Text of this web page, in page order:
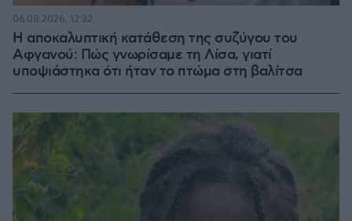
Η αποκαλυπτική κατάθεση της συζύγου του
Αφγανού: Πώς γνωρίσαμε τη Λίσα, γιατί
υποψιάστηκα ότι ήταν το πτώμα στη βαλίτσα
06.08.2026, 12:32